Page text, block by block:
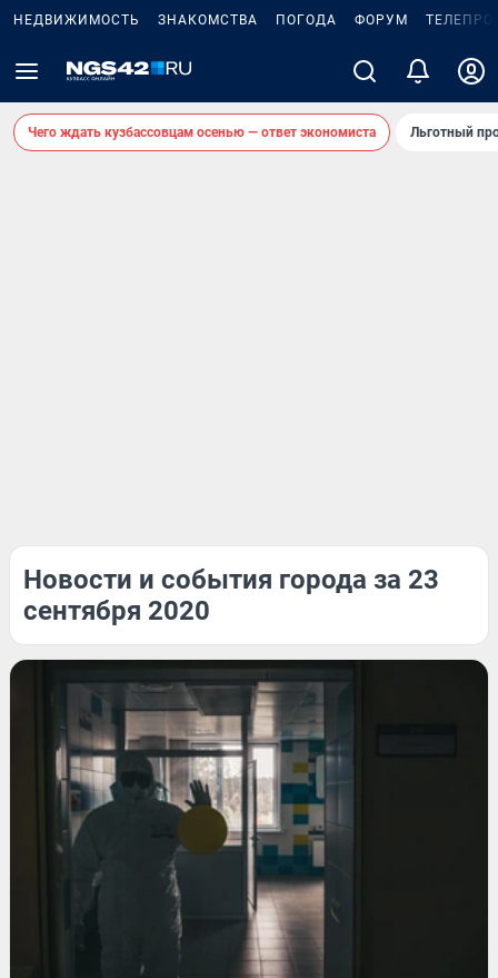
НЕДВИЖИМОСТЬ ЗНАКОМСТВА ПОГОДА ФОРУМ
Чего ждать кузбассовцам осенью — ответ экономиста Льготный
Новости и события города за 23
сентября 2020